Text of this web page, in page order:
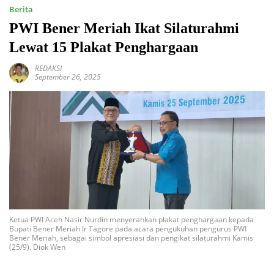
Berita
PWI Bener Meriah Ikat Silaturahmi
Lewat 15 Plakat Penghargaan
REDAKSI
September 26, 2025
Ketua PWI Aceh Nasir Nurdin menyerahkan plakat penghargaan kepada
Bupati Bener Meriah Ir Tagore pada acara pengukuhan pengurus PWI
Bener Meriah, sebagai simbol apresiasi dan pengikat silaturahmi Kamis
(25/9). Diok Wen